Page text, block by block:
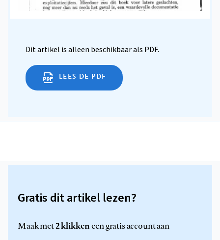
Dit artikel is alleen beschikbaar als PDF.
LEES DE PDF
Gratis dit artikel lezen?
Maak met2 klikkeneen gratis account aan